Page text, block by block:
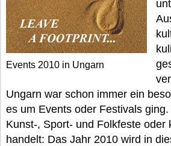
Events 2010 in Ungarn
Ungarn war schon immer ein
es um Events oder Festivals
Kunst-, Sport- und Folkfeste oder
handelt: Das Jahr 2010 wird in